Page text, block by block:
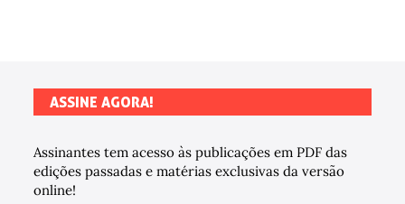
ASSINE AGORA!
Assinantes tem acesso às publicações em PDF das
edições passadas e matérias exclusivas da versão
online!